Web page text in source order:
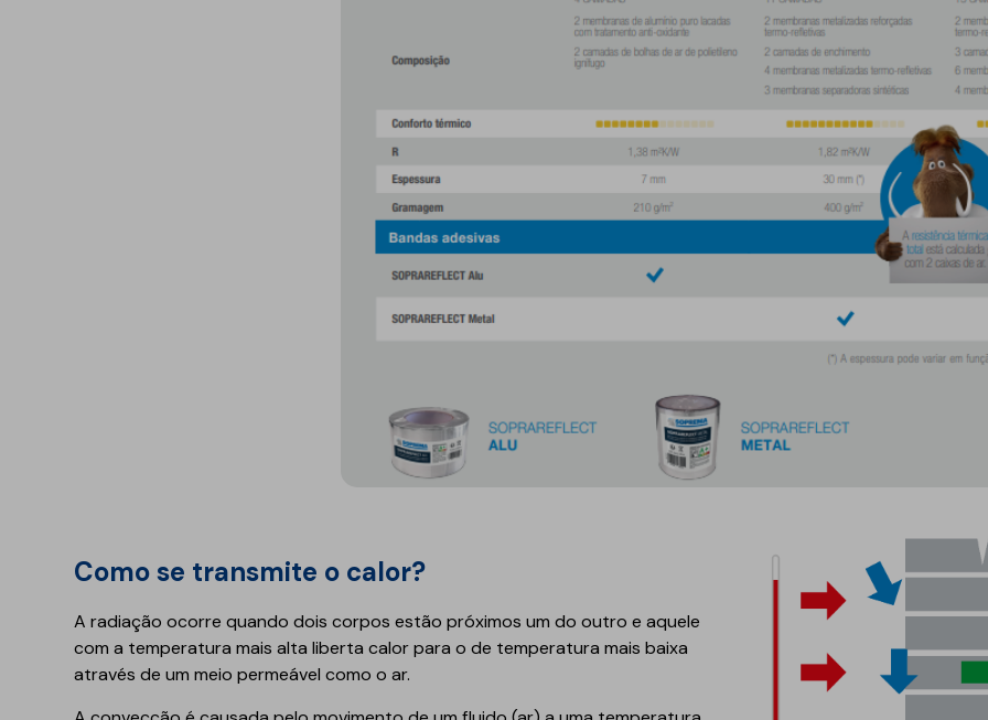
Como se transmite o calor?
A radiação ocorre quando dois corpos estão próximos um do outro e aquele
com a temperatura mais alta liberta calor para o de temperatura mais baixa
através de um meio permeável como o ar.